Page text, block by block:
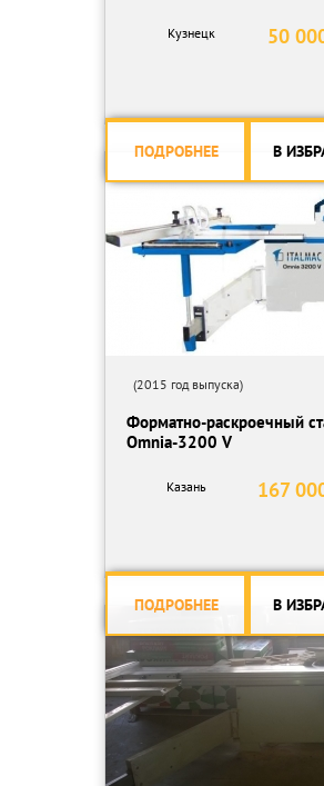
50
Кузнецк
ПОДРОБНЕЕ В
(2015 год выпуска)
Форматно-раскроечный
Omnia-3200 V
167
Казань
ПОДРОБНЕЕ В